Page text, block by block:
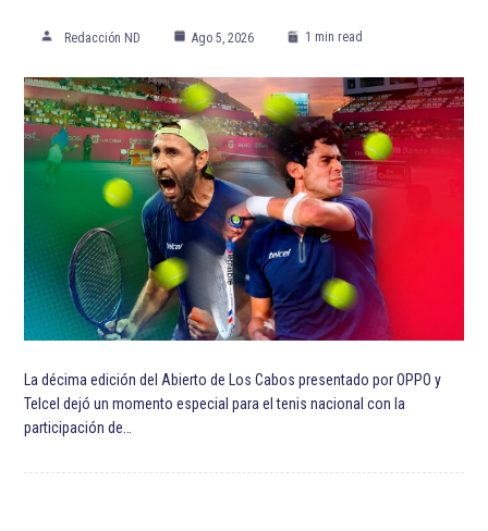
Redacción ND Ago 5, 2026 1 min read
La décima edición del Abierto de Los Cabos presentado por OPPO y
Telcel dejó un momento especial para el tenis nacional con la
participación de…